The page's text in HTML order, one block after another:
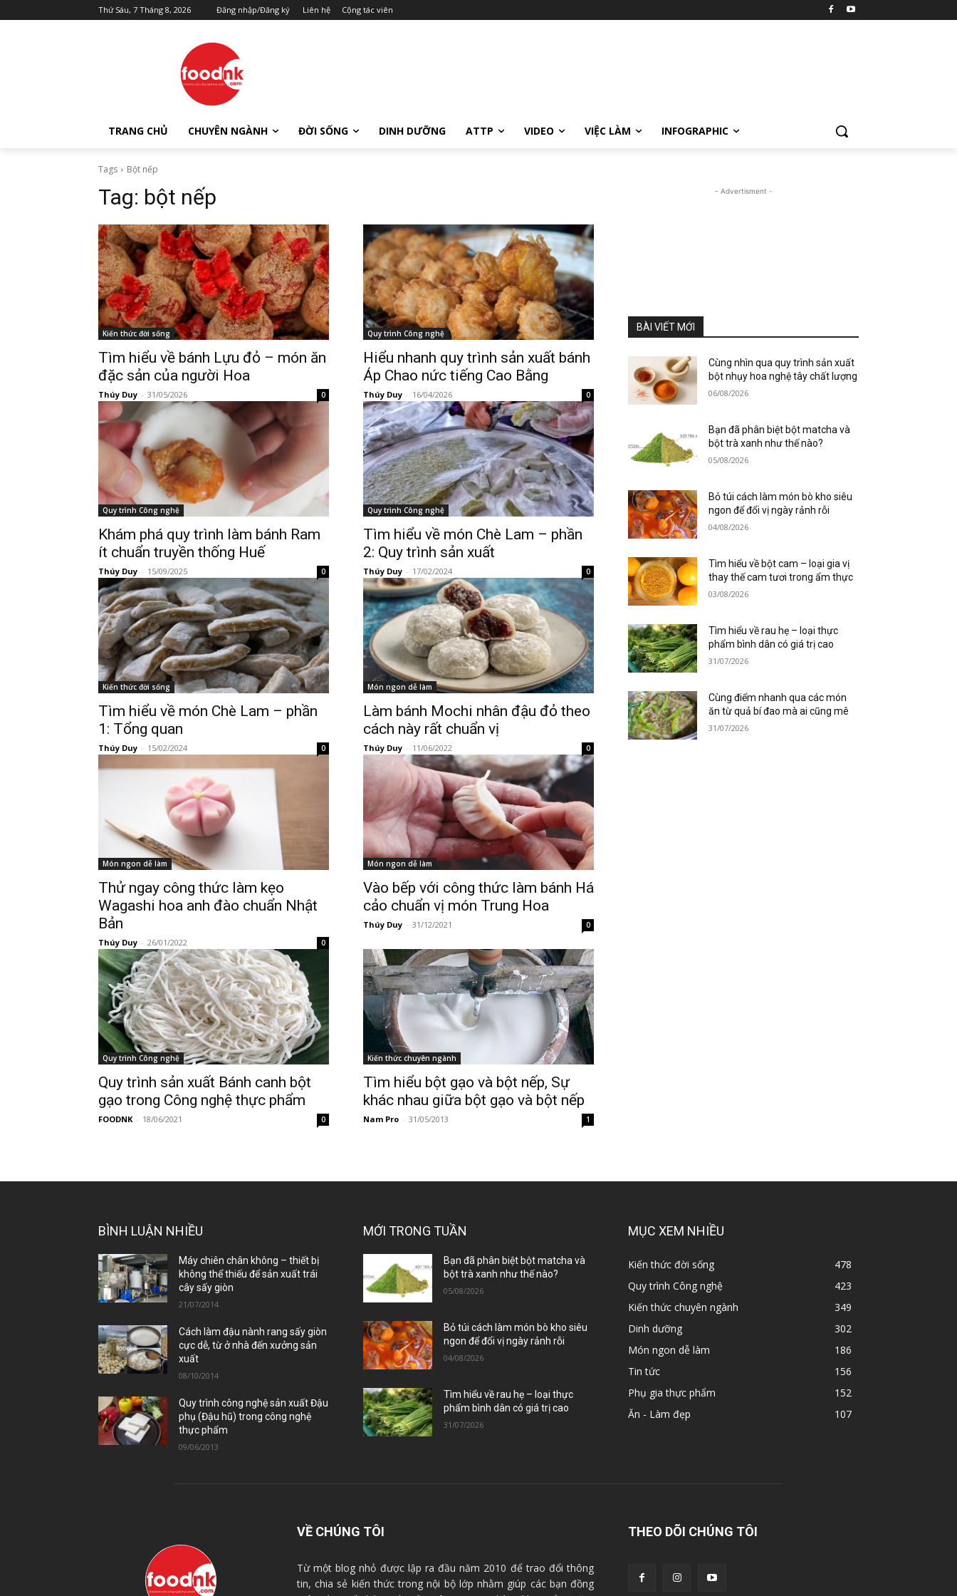
Thứ Sáu, 7 Tháng 8, 2026 Đăng nhập/Đăng ký Liên hệ Cộng tác viên
TRANG CHỦ CHUYÊN NGÀNH ĐỜI SỐNG DINH DƯỠNG ATTP VIDEO VIỆC LÀM INFOGRAPHIC
Tags Bột nếp
Tag: bột nếp
Kiến thức đời sống
Tìm hiểu về bánh Lựu đỏ – món ăn
đặc sản của người Hoa
Thúy Duy - 31/05/2026 0
Quy trình Công nghệ
Hiểu nhanh quy trình sản xuất bánh
Áp Chao nức tiếng Cao Bằng
Thúy Duy - 16/04/2026 0
Quy trình Công nghệ
Khám phá quy trình làm bánh Ram
ít chuẩn truyền thống Huế
Thúy Duy - 15/09/2025 0
Quy trình Công nghệ
Tìm hiểu về món Chè Lam – phần
2: Quy trình sản xuất
Thúy Duy - 17/02/2024 0
Kiến thức đời sống
Tìm hiểu về món Chè Lam – phần
1: Tổng quan
Thúy Duy - 15/02/2024 0
Món ngon dễ làm
Làm bánh Mochi nhân đậu đỏ theo
cách này rất chuẩn vị
Thúy Duy - 11/06/2022 0
Món ngon dễ làm
Thử ngay công thức làm kẹo
Wagashi hoa anh đào chuẩn Nhật
Bản
Thúy Duy - 26/01/2022 0
Món ngon dễ làm
Vào bếp với công thức làm bánh Há
cảo chuẩn vị món Trung Hoa
Thúy Duy - 31/12/2021 0
Quy trình Công nghệ
Quy trình sản xuất Bánh canh bột
gạo trong Công nghệ thực phẩm
FOODNK - 18/06/2021 0
Kiến thức chuyên ngành
Tìm hiểu bột gạo và bột nếp, Sự
khác nhau giữa bột gạo và bột nếp
Nam Pro - 31/05/2013 1
- Advertisment -
BÀI VIẾT MỚI
Cùng nhìn qua quy trình sản xuất
bột nhụy hoa nghệ tây chất lượng
06/08/2026
Bạn đã phân biệt bột matcha và
bột trà xanh như thế nào?
05/08/2026
Bỏ túi cách làm món bò kho siêu
ngon để đổi vị ngày rảnh rỗi
04/08/2026
Tìm hiểu về bột cam – loại gia vị
thay thế cam tươi trong ẩm thực
03/08/2026
Tìm hiểu về rau hẹ – loại thực
phẩm bình dân có giá trị cao
31/07/2026
Cùng điểm nhanh qua các món
ăn từ quả bí đao mà ai cũng mê
31/07/2026
BÌNH LUẬN NHIỀU
Máy chiên chân không – thiết bị
không thể thiếu để sản xuất trái
cây sấy giòn
21/07/2014
Cách làm đậu nành rang sấy giòn
cực dễ, từ ở nhà đến xưởng sản
xuất
08/10/2014
Quy trình công nghệ sản xuất Đậu
phụ (Đậu hũ) trong công nghệ
thực phẩm
09/06/2013
MỚI TRONG TUẦN
Bạn đã phân biệt bột matcha và
bột trà xanh như thế nào?
05/08/2026
Bỏ túi cách làm món bò kho siêu
ngon để đổi vị ngày rảnh rỗi
04/08/2026
Tìm hiểu về rau hẹ – loại thực
phẩm bình dân có giá trị cao
31/07/2026
MỤC XEM NHIỀU
Kiến thức đời sống
478
Quy trình Công nghệ
423
Kiến thức chuyên ngành
349
Dinh dưỡng
302
Món ngon dễ làm
186
Tin tức
156
Phụ gia thực phẩm
152
Ăn - Làm đẹp
107
VỀ CHÚNG TÔI
Từ một blog nhỏ được lập ra đầu năm 2010 để trao đổi thông
tin, chia sẻ kiến thức trong nội bộ lớp nhằm giúp các bạn đồng
THEO DÕI CHÚNG TÔI